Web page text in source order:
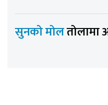
सुनको मोलतोलामा